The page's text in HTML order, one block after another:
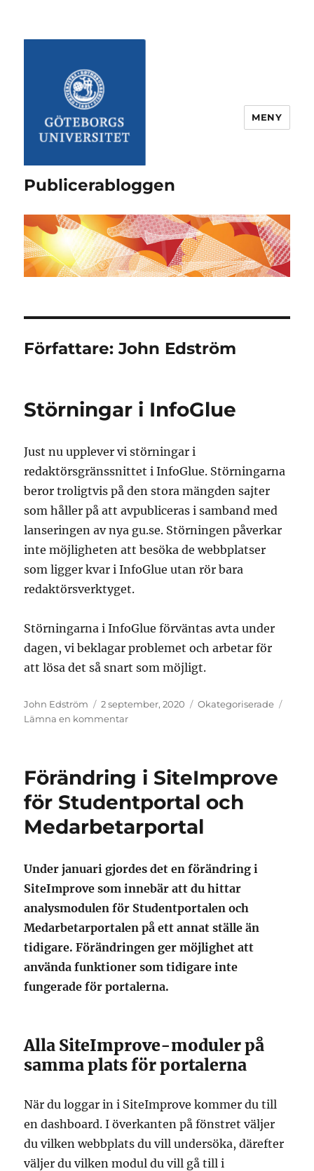
Publicerabloggen
MENY
Författare:John Edström
Störningar i InfoGlue
Just nu upplever vi störningar i
redaktörsgränssnittet i InfoGlue. Störningarna
beror troligtvis på den stora mängden sajter
som håller på att avpubliceras i samband med
lanseringen av nya gu.se. Störningen påverkar
inte möjligheten att besöka de webbplatser
som ligger kvar i InfoGlue utan rör bara
redaktörsverktyget.
Störningarna i InfoGlue förväntas avta under
dagen, vi beklagar problemet och arbetar för
att lösa det så snart som möjligt.
Författare
John Edström Postat
2 september, 2020 Kategorier
Okategoriserade
Lämna en kommentartill
Förändring i SiteImprove
för Studentportal och
Medarbetarportal
Under januari gjordes det en förändring i
SiteImprove som innebär att du hittar
analysmodulen för Studentportalen och
Medarbetarportalen på ett annat ställe än
tidigare. Förändringen ger möjlighet att
använda funktioner som tidigare inte
fungerade för portalerna.
Alla SiteImprove-moduler på
samma plats för portalerna
När du loggar in i SiteImprove kommer du till
en dashboard. I överkanten på fönstret väljer
du vilken webbplats du vill undersöka, därefter
väljer du vilken modul du vill gå till i